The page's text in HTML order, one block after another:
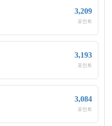
3,209
포인트
3,193
포인트
3,084
포인트